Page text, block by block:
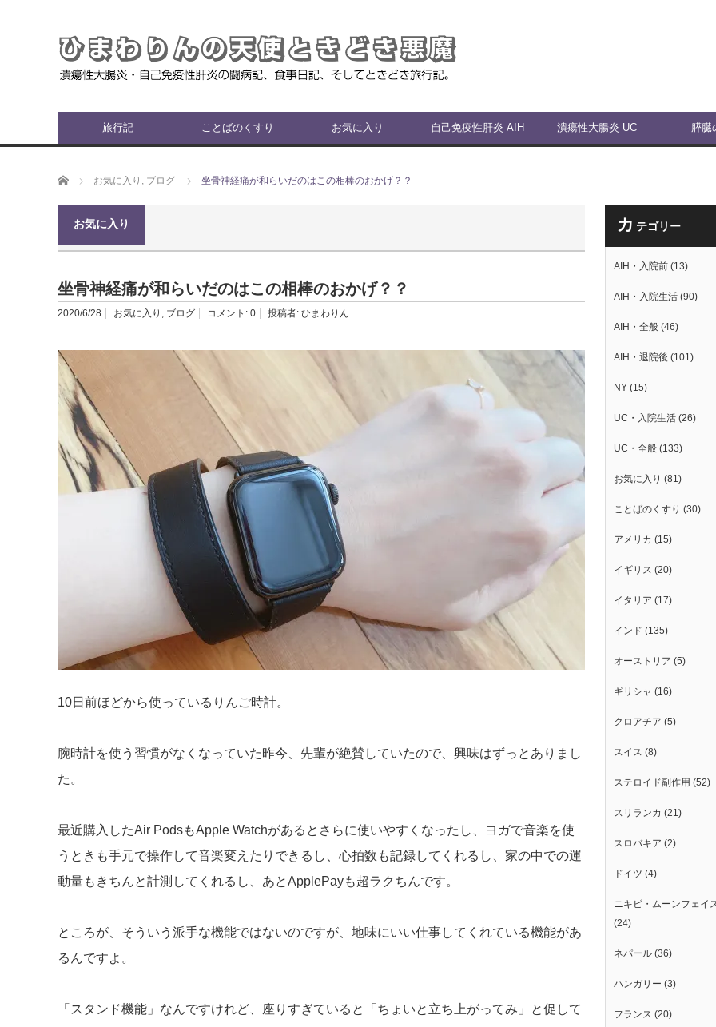
旅行記 ことばのくすり お気に入り 自己免疫性肝炎 AIH 潰瘍性大腸炎 UC 膵臓
ホーム お気に入り , ブログ 坐骨神経痛が和らいだのはこの相棒のおかげ？？
お気に入り
坐骨神経痛が和らいだのはこの相棒のおかげ？？
2020/6/28 お気に入り , ブログ コメント: 0 投稿者: ひまわりん
10日前ほどから使っているりんご時計。
腕時計を使う習慣がなくなっていた昨今、先輩が絶賛していたので、興味はずっとありまし
た。
最近購入したAir PodsもApple Watchがあるとさらに使いやすくなったし、ヨガで音楽を使
うときも手元で操作して音楽変えたりできるし、心拍数も記録してくれるし、家の中での運
動量もきちんと計測してくれるし、あとApplePayも超ラクちんです。
ところが、そういう派手な機能ではないのですが、地味にいい仕事してくれている機能があ
るんですよ。
「スタンド機能」なんですけれど、座りすぎていると「ちょいと立ち上がってみ」と促して
カ テゴリー
AIH・入院前 (13)
AIH・入院生活 (90)
AIH・全般 (46)
AIH・退院後 (101)
NY (15)
UC・入院生活 (26)
UC・全般 (133)
お気に入り (81)
ことばのくすり (30)
アメリカ (15)
イギリス (20)
イタリア (17)
インド (135)
オーストリア (5)
ギリシャ (16)
クロアチア (5)
スイス (8)
ステロイド副作用 (52)
スリランカ (21)
スロバキア (2)
ドイツ (4)
ニキビ・ムーンフェイ
(24)
ネパール (36)
ハンガリー (3)
フランス (20)